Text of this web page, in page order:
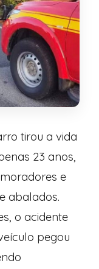
tirou a vida
23 anos,
e
abalados.
o acidente
pegou